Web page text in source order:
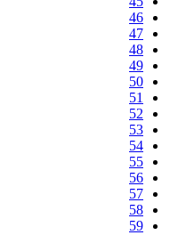
46
47
48
49
50
51
52
53
54
55
56
57
58
59